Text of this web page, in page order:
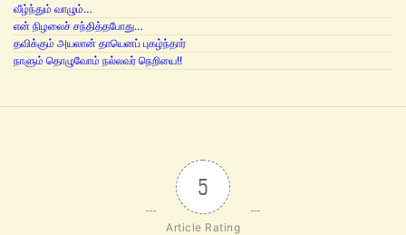
வீழ்ந்தும் வாழும்…
என் நிழலைச் சந்தித்தபோது…
தவிக்கும் அயலான் தாயெனப் புகழ்ந்தார்
நாளும் தொழுவோம் நல்லவர் நெறியை!!
5
Article Rating